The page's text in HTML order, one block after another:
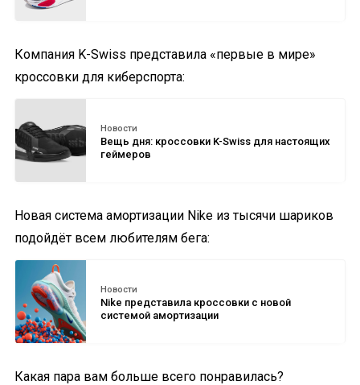
Компания K-Swiss представила «первые в мире»
кроссовки для киберспорта:
Новости
Вещь дня: кроссовки K-Swiss для настоящих
геймеров
Новая система амортизации Nike из тысячи шариков
подойдёт всем любителям бега:
Новости
Nike представила кроссовки с новой
системой амортизации
Какая пара вам больше всего понравилась?